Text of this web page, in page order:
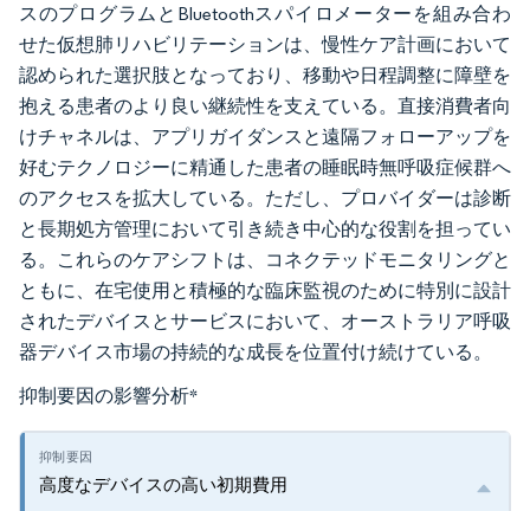
スのプログラムとBluetoothスパイロメーターを組み合わ
せた仮想肺リハビリテーションは、慢性ケア計画において
認められた選択肢となっており、移動や日程調整に障壁を
抱える患者のより良い継続性を支えている。直接消費者向
けチャネルは、アプリガイダンスと遠隔フォローアップを
好むテクノロジーに精通した患者の睡眠時無呼吸症候群へ
のアクセスを拡大している。ただし、プロバイダーは診断
と長期処方管理において引き続き中心的な役割を担ってい
る。これらのケアシフトは、コネクテッドモニタリングと
ともに、在宅使用と積極的な臨床監視のために特別に設計
されたデバイスとサービスにおいて、オーストラリア呼吸
器デバイス市場の持続的な成長を位置付け続けている。
抑制要因の影響分析*
高度なデバイスの高い初期費用